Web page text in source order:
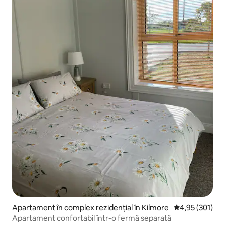
Apartament în complex rezidențial în Kilmore Scor mediu de
4,95 (301)
Apartament confortabil într-o fermă separată